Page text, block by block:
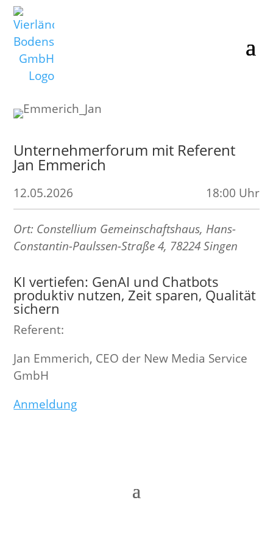
Unternehmerforum mit Referent
Jan Emmerich
12.05.2026 18:00 Uhr
Ort: Constellium Gemeinschaftshaus, Hans-
Constantin-Paulssen-Straße 4, 78224 Singen
KI vertiefen: GenAI und Chatbots
produktiv nutzen, Zeit sparen, Qualität
sichern
Referent:
Jan Emmerich, CEO der New Media Service
GmbH
Anmeldung